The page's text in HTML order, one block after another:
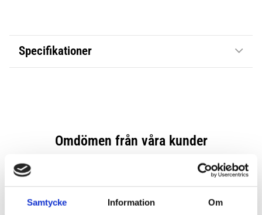
Samtycke Information Om
Specifikationer